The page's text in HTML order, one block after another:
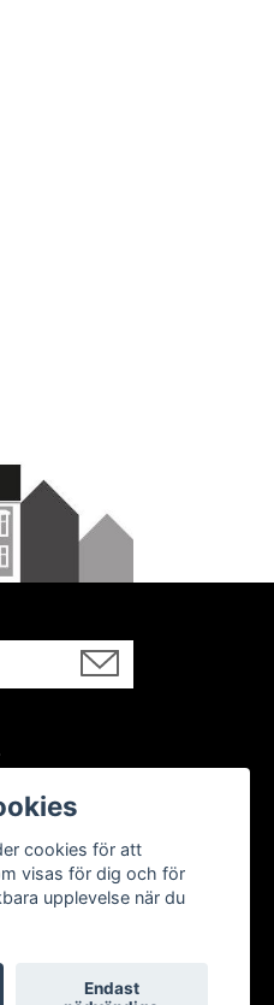
cookies för att
visas för dig och för
upplevelse när du
Endast